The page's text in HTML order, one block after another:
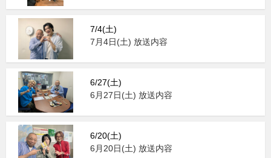
7/4(土)
7月4日(土) 放送内容
6/27(土)
6月27日(土) 放送内容
6/20(土)
6月20日(土) 放送内容